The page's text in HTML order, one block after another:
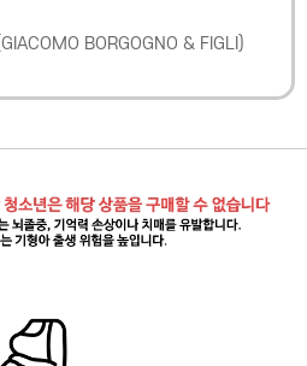
GIACOMO BORGOGNO & FIGLI )